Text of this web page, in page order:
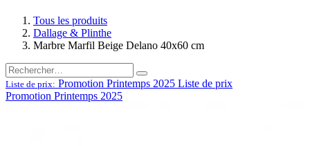
Tous les produits
Dallage & Plinthe
Marbre Marfil Beige Delano 40x60 cm
Liste de prix: Promotion Printemps 2025 Liste de prix
Promotion Printemps 2025